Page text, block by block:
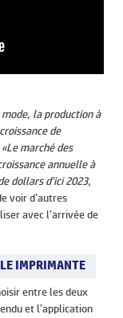
la production à
de
marché des
annuelle à
dollars d’ici 2023,
voir d’autres
avec l’arrivée de
IMPRIMANTE
entre les deux
et l’application